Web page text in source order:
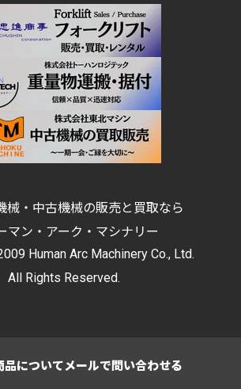
械・中古機械の販売と買取なら
マン・アーク・マシナリー
Human Arc Machinery Co., Ltd.
All Rights Reserved.
品についてメールで問い合わせる